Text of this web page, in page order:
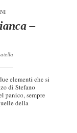
–
elementi che si
di Stefano
panico, sempre
della